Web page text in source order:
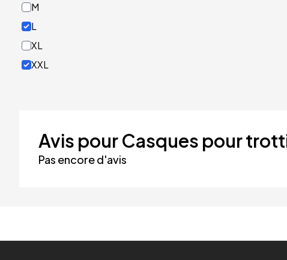
M
L
XL
XXL
Avis pour Casques pour
Pas encore d'avis